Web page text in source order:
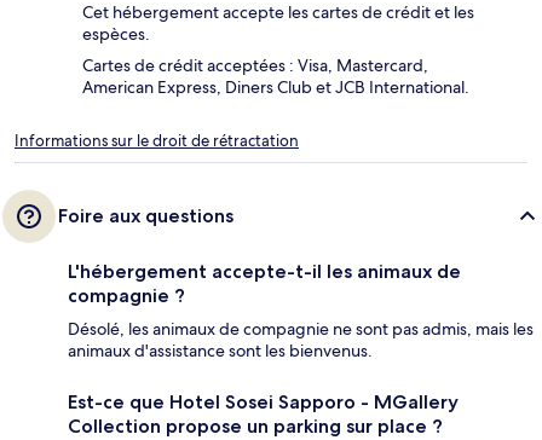
Cet hébergement accepte les cartes de crédit et les
espèces.
Cartes de crédit acceptées : Visa, Mastercard,
American Express, Diners Club et JCB International.
Informations sur le droit de rétractation
Foire aux questions
L'hébergement accepte-t-il les animaux de
compagnie ?
Désolé, les animaux de compagnie ne sont pas admis, mais les
animaux d'assistance sont les bienvenus.
Est-ce que Hotel Sosei Sapporo - MGallery
Collection propose un parking sur place ?